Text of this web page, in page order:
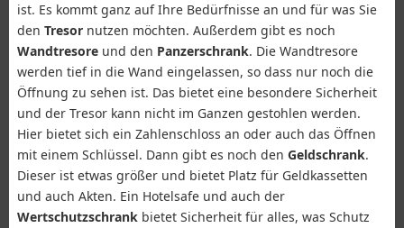
ist. Es kommt ganz auf Ihre Bedürfnisse an und für was Sie
den Tresornutzen möchten. Außerdem gibt es noch
Wandtresoreund den Panzerschrank. Die Wandtresore
werden tief in die Wand eingelassen, so dass nur noch die
Öffnung zu sehen ist. Das bietet eine besondere Sicherheit
und der Tresor kann nicht im Ganzen gestohlen werden.
Hier bietet sich ein Zahlenschloss an oder auch das Öffnen
mit einem Schlüssel. Dann gibt es noch den Geldschrank.
Dieser ist etwas größer und bietet Platz für Geldkassetten
und auch Akten. Ein Hotelsafe und auch der
Wertschutzschrankbietet Sicherheit für alles, was Schutz